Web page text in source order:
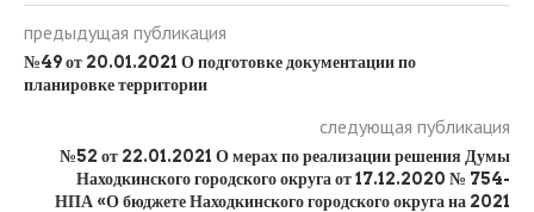
предыдущая публикация
№49 от 20.01.2021 О подготовке документации по
планировке территории
следующая публикация
№52 от 22.01.2021 О мерах по реализации решения Думы
Находкинского городского округа от 17.12.2020 № 754-
НПА «О бюджете Находкинского городского округа на 2021